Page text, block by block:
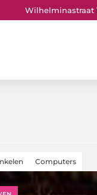
Wilhelminastraat
Computers